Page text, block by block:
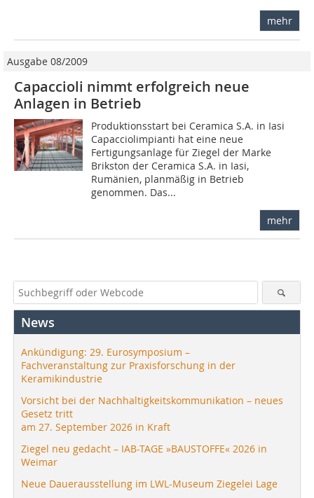
mehr
Ausgabe 08/2009
Capaccioli nimmt erfolgreich neue
Anlagen in Betrieb
Produktionsstart bei ­Ceramica S.A. in Iasi
Capacciolimpianti hat eine neue
Fertigungsanlage für Ziegel der Marke
Brikston der Ceramica S.A. in Iasi,
Rumänien, planmäßig in Betrieb
genommen. Das...
mehr
News
Ankündigung: 29. Eurosymposium –
Fachveranstaltung zur Praxisforschung in der
Keramikindustrie
Vorsicht bei der Nachhaltigkeitskommunikation – neues
Gesetz tritt
am 27. September 2026 in Kraft
Ziegel neu gedacht – IAB-TAGE »BAUSTOFFE« 2026 in
Weimar
Neue Dauerausstellung im LWL-Museum Ziegelei Lage